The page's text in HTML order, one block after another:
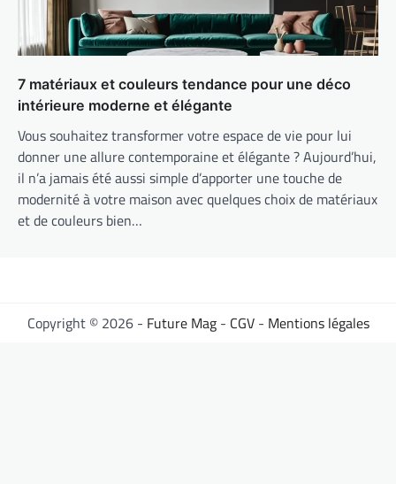
7 matériaux et couleurs tendance pour une déco
intérieure moderne et élégante
Vous souhaitez transformer votre espace de vie pour lui
donner une allure contemporaine et élégante ? Aujourd’hui,
il n’a jamais été aussi simple d’apporter une touche de
modernité à votre maison avec quelques choix de matériaux
et de couleurs bien…
Copyright © 2026 - Future Mag- CGV- Mentions légales